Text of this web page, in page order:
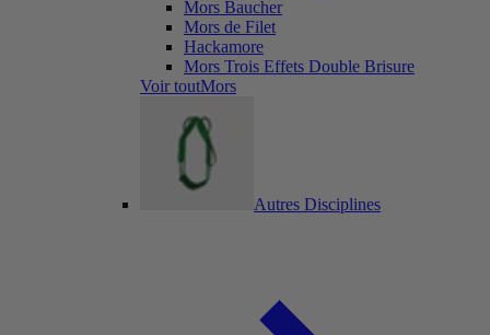
Mors Baucher
Mors de Filet
Hackamore
Mors Trois Effets Double Brisure
Voir toutMors
Autres Disciplines